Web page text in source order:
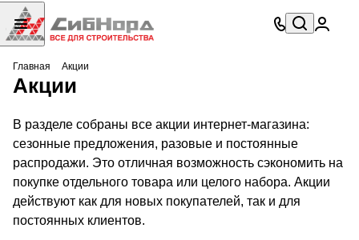
Главная Акции
Акции
В разделе собраны все акции интернет-магазина:
сезонные предложения, разовые и постоянные
распродажи. Это отличная возможность сэкономить на
покупке отдельного товара или целого набора. Акции
действуют как для новых покупателей, так и для
постоянных клиентов.